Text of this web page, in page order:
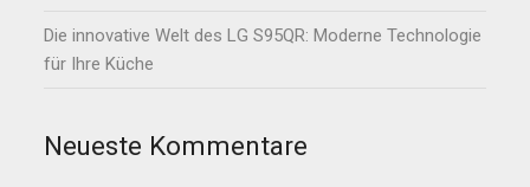
Die innovative Welt des LG S95QR: Moderne Technologie
für Ihre Küche
Neueste Kommentare